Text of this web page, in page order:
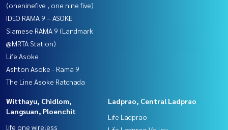
(oneninefive , one nine five)
IDEO RAMA 9 – ASOKE
Siamese RAMA 9 (Landmark
@MRTA Station)
Life Asoke
Ashton Asoke - Rama 9
The Line Asoke Ratchada
Witthayu, Chidlom,
Langsuan, Ploenchit
life one wireless
Ladprao, Central Ladprao
Life Ladprao